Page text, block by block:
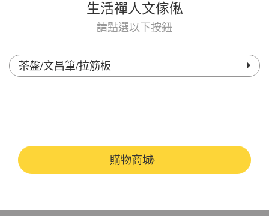
生活禪人文傢俬
請點選以下按鈕
茶盤/文昌筆/拉筋板
購物商城